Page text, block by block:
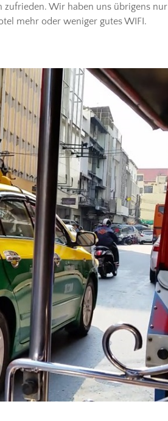
Wir haben uns übrigens nur
mehr oder weniger gutes WIFI.